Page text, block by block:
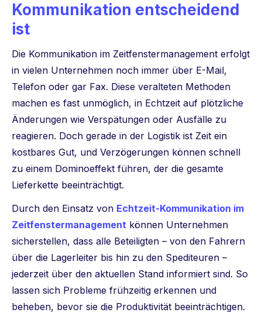
Kommunikation entscheidend
ist
Die Kommunikation im Zeitfenstermanagement erfolgt
in vielen Unternehmen noch immer über E-Mail,
Telefon oder gar Fax. Diese veralteten Methoden
machen es fast unmöglich, in Echtzeit auf plötzliche
Änderungen wie Verspätungen oder Ausfälle zu
reagieren. Doch gerade in der Logistik ist Zeit ein
kostbares Gut, und Verzögerungen können schnell
zu einem Dominoeffekt führen, der die gesamte
Lieferkette beeinträchtigt.
Durch den Einsatz von Echtzeit-Kommunikation im
Zeitfenstermanagement können Unternehmen
sicherstellen, dass alle Beteiligten – von den Fahrern
über die Lagerleiter bis hin zu den Spediteuren –
jederzeit über den aktuellen Stand informiert sind. So
lassen sich Probleme frühzeitig erkennen und
beheben, bevor sie die Produktivität beeinträchtigen.